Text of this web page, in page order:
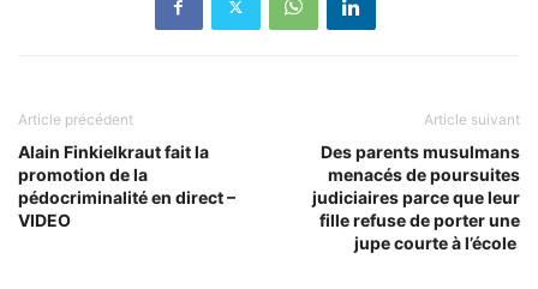
Article précédent
Alain Finkielkraut fait la
promotion de la
pédocriminalité en direct –
VIDEO
Article suivant
Des parents musulmans
menacés de poursuites
judiciaires parce que leur
fille refuse de porter une
jupe courte à l’école